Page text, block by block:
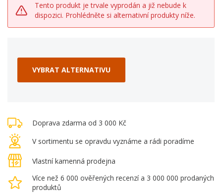
Tento produkt je trvale vyprodán a již nebude k
dispozici. Prohlédněte si alternativní produkty níže.
VYBRAT ALTERNATIVU
Doprava zdarma od 3 000 Kč
V sortimentu se opravdu vyznáme a rádi poradíme
Vlastní kamenná prodejna
Více než 6 000 ověřených recenzí a 3 000 000 prodaných
produktů